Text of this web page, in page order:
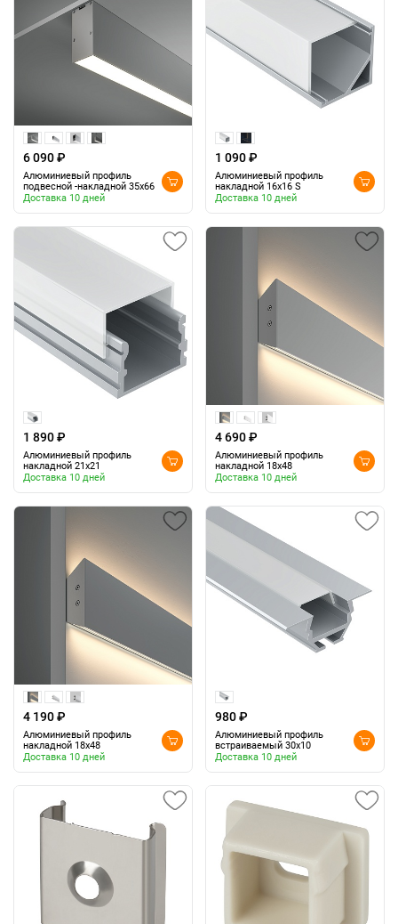
6 090 ₽
Алюминиевый профиль
подвесной -накладной 35x66
Доставка 10 дней
1 090 ₽
Алюминиевый профиль
накладной 16x16 S
Доставка 10 дней
1 890 ₽
Алюминиевый профиль
накладной 21x21
Доставка 10 дней
4 690 ₽
Алюминиевый профиль
накладной 18x48
Доставка 10 дней
4 190 ₽
Алюминиевый профиль
накладной 18x48
Доставка 10 дней
980 ₽
Алюминиевый профиль
встраиваемый 30x10
Доставка 10 дней